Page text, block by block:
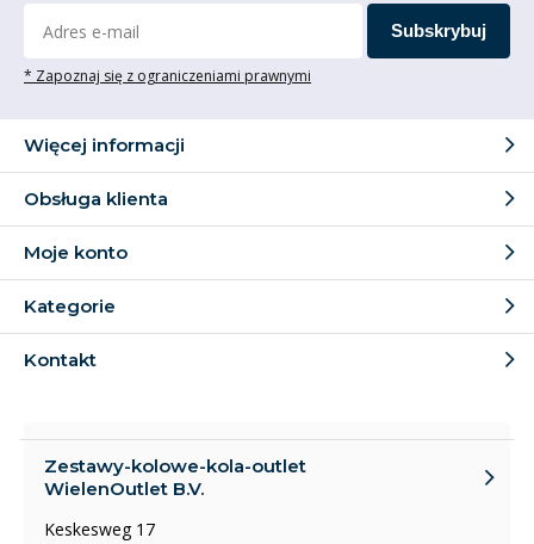
Subskrybuj
* Zapoznaj się z ograniczeniami prawnymi
Więcej informacji
Obsługa klienta
Moje konto
Kategorie
Kontakt
Zestawy-kolowe-kola-outlet
WielenOutlet B.V.
Keskesweg 17